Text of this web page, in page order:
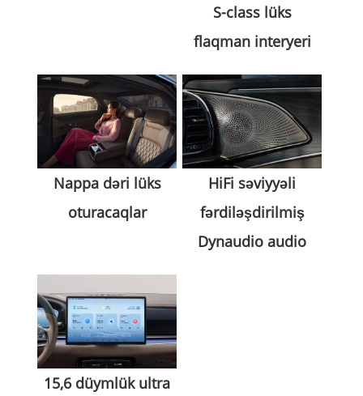
S-class lüks
flaqman interyeri
Nappa dəri lüks
oturacaqlar
HiFi səviyyəli
fərdiləşdirilmiş
Dynaudio audio
15,6 düymlük ultra